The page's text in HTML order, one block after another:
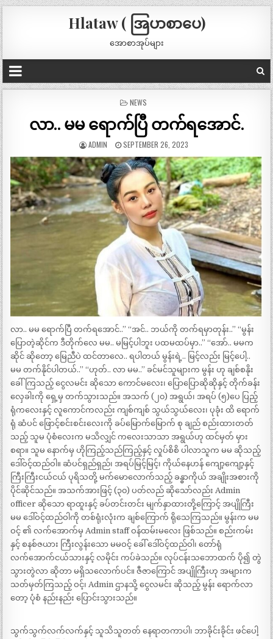
Hlataw ( အြပာစာပေ)
အောစာအုပ်များ
POSTED
IN
NEWS
လာ.. မမ ရောက်ပြီ တက်ရအောင်.
ADMIN SEPTEMBER 26, 2023
လာ.. မမ ရောက်ပြီ တက်ရအောင်..” “အင်.. ဘယ်ကို တက်ရမှာတုန်း..” “မွန်း
ပြောတဲ့ဆိုင်က ဒီတိုက်လေ မမ.. မမြင့်ပါဘူး ပထမထပ်မှာ..” “အော်.. မမက
ဆိုင် ဆိုတော့ မြေညီပဲ ထင်တာလေ.. ရပါတယ် မွန်းရဲ့.. မြင့်လည်း မြင့်ပေါ့..
မမ တက်နိုင်ပါတယ်..” “ဟုတ်.. လာ မမ..” ခင်မင်သူများက မွန်း ဟု ချစ်စနိုး
ခေါ်ကြသည့် ငွေလမင်း ဆိုသော ကောင်မလေး၊ ပြောပြောဆိုဆိုနှင့် တိုက်ခန်း
လှေခါးကို ရှေ့မှ တက်သွားသည်။ အသက် (၂၀) အရွယ်၊ အရပ် (၅)ပေ ပြည့်
ရုံကလေးနှင့် လူကောင်ကလည်း ကျစ်ကျစ် သွယ်သွယ်လေး၊ ပုခုံး ထိ ရောက်
ရုံ ဆံပင် ဖြောင့်စင်းစင်းလေးကို ခပ်မြောက်မြောက် စု ချည် စည်းထားတတ်
သည့် သူမ ပုံစံလေးက မသိလျှင် ကလေးသာသာ အရွယ်ဟု ထင်မှတ် မှား
စရာ။ သူမ နောက်မှ ဟိုကြည့်သည်ကြည့်နှင့် လှုပ်စိစိ ပါလာသူက မမ ဆိုသည့်
ဒေါ်ဝင့်ထည်ဝါ။ ဆံပင်ရှည်ရှည်၊ အရပ်မြင့်မြင့်၊ ကိုယ်နေဟန် ကျော့ကျော့နှင့်
ကြီးကြီးငယ်ငယ် ပုရိသတို့ မက်မောလောက်သည့် ခန္ဓာကိုယ် အချိုးအစားကို
ပိုင်ဆိုင်သည်။ အသက်အားဖြင့် (၃၀) ပတ်လည် ဆိုသော်လည်း Admin
officer ဆိုသော ရာထူးနှင့် ခပ်တင်းတင်း မျက်နှာထားတို့ကြောင့် အပျိုကြီး
မမ ဒေါ်ဝင့်ထည်ဝါကို တစ်ရုံးလုံးက ချစ်ကြောက် ရိုသေကြသည်။ မွန်းက မမ
ဝင့် ၏ လက်အောက်မှ Admin staff ဝန်ထမ်းမလေး ဖြစ်သည်။ စည်းကမ်း
နှင့် စနစ်ဇယား ကြီးလွန်းသော မမဝင့် ခေါ် ဒေါ်ဝင့်ထည်ဝါ၊ တော်ရုံ
လက်အောက်ငယ်သားနှင့် လမိုင်း ကပ်ခဲသည်။ လုပ်ငန်းသဘောထက် ပို၍ တွဲ
သွားတွဲလာ ဆိုတာ မရှိသလောက်ပင်။ ဇီဇာကြောင် အပျိုကြီးဟု အများက
သတ်မှတ်ကြသည့် ဝင့်၊ Admin ဌာနသို့ ငွေလမင်း ဆိုသည့် မွန်း ရောက်လာ
တော့ ပုံစံ နည်းနည်း ပြောင်းသွားသည်။
သွက်သွက်လက်လက်နှင့် သူသိသူတတ် နေရာတကာပါ၊ ဘာခိုင်းခိုင်း ဖင်ပေါ့